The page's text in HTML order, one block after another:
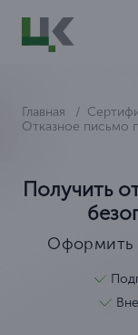
Главная
Отказное письмо
Получить
Оформить